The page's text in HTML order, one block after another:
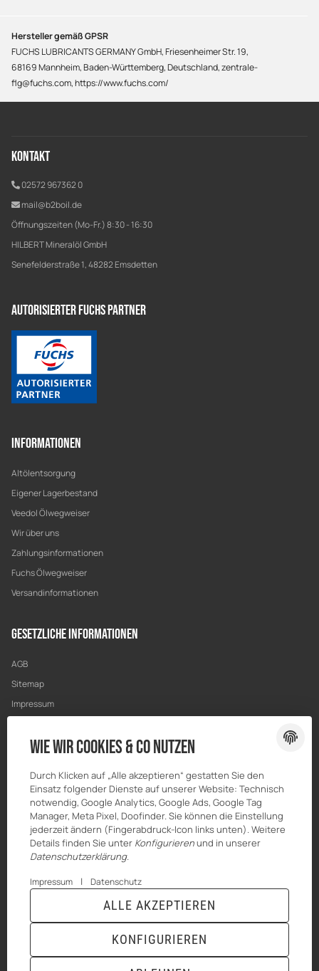
Hersteller gemäß GPSR
FUCHS LUBRICANTS GERMANY GmbH, Friesenheimer Str. 19,
68169 Mannheim, Baden-Württemberg, Deutschland, zentrale-
flg@fuchs.com, https://www.fuchs.com/
Kontakt
02572 967362 0
mail@b2boil.de
Öffnungszeiten (Mo-Fr.) 8:30 - 16:30
HILBERT Mineralöl GmbH
Senefelderstraße 1, 48282 Emsdetten
Autorisierter Fuchs Partner
Informationen
Altölentsorgung
Eigener Lagerbestand
Veedol Ölwegweiser
Wir über uns
Zahlungsinformationen
Fuchs Ölwegweiser
Versandinformationen
Gesetzliche Informationen
AGB
Sitemap
Impressum
Widerrufsrecht
© HILBERT Mineralöl GmbH* Alle Preise inkl. gesetzlicher USt., zzgl.Versand
JTL-Shop| TECHNIK JTL-Shop Template
Wie wir Cookies & Co nutzen
Durch Klicken auf „Alle akzeptieren“ gestatten Sie den
Einsatz folgender Dienste auf unserer Website: Technisch
notwendig, Google Analytics, Google Ads, Google Tag
Manager, Meta Pixel, Doofinder. Sie können die Einstellung
jederzeit ändern (Fingerabdruck-Icon links unten). Weitere
Details finden Sie unter Konfigurierenund in unserer
Datenschutzerklärung.
Impressum | Datenschutz
KONFIGURIEREN
ALLE AKZEPTIEREN